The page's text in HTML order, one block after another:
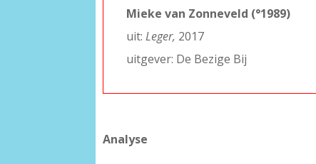
Mieke van Zonneveld (°1989)
uit:Leger, 2017
uitgever: De Bezige Bij
Analyse